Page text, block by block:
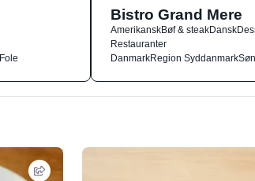
Fole
Bistro Grand Mere
AmerikanskBøf & steakDansk
Restauranter
DanmarkRegion Syddanmark